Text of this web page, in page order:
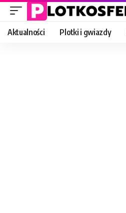
Aktualności Plotki i gwiazdy